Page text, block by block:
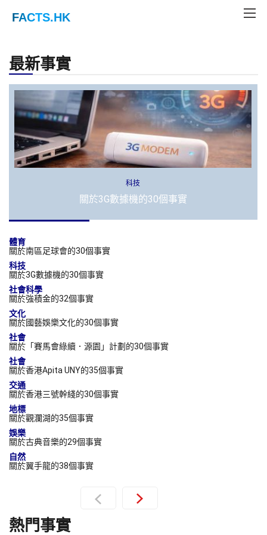
FACTS.HK
最新事實
科技
關於3G數據機的30個事實
體育
關於南區足球會的30個事實
科技
關於3G數據機的30個事實
社會科學
關於強積金的32個事實
文化
關於國藝娛樂文化的30個事實
社會
關於「賽馬會綠續．源園」計劃的30個事實
社會
關於香港Apita UNY的35個事實
交通
關於香港三號幹綫的30個事實
地標
關於觀瀾湖的35個事實
娛樂
關於古典音樂的29個事實
自然
關於翼手龍的38個事實
熱門事實